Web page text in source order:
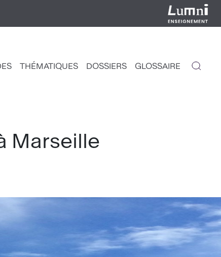
THÉMATIQUES DOSSIERS GLOSSAIRE
Marseille